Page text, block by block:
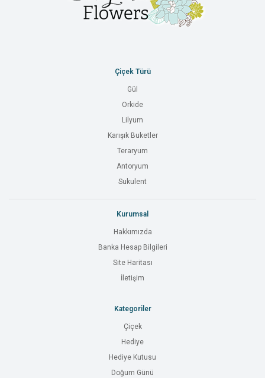
Çiçek Türü
Gül
Orkide
Lilyum
Karışık Buketler
Teraryum
Antoryum
Sukulent
Kurumsal
Hakkımızda
Banka Hesap Bilgileri
Site Haritası
İletişim
Kategoriler
Çiçek
Hediye
Hediye Kutusu
Doğum Günü